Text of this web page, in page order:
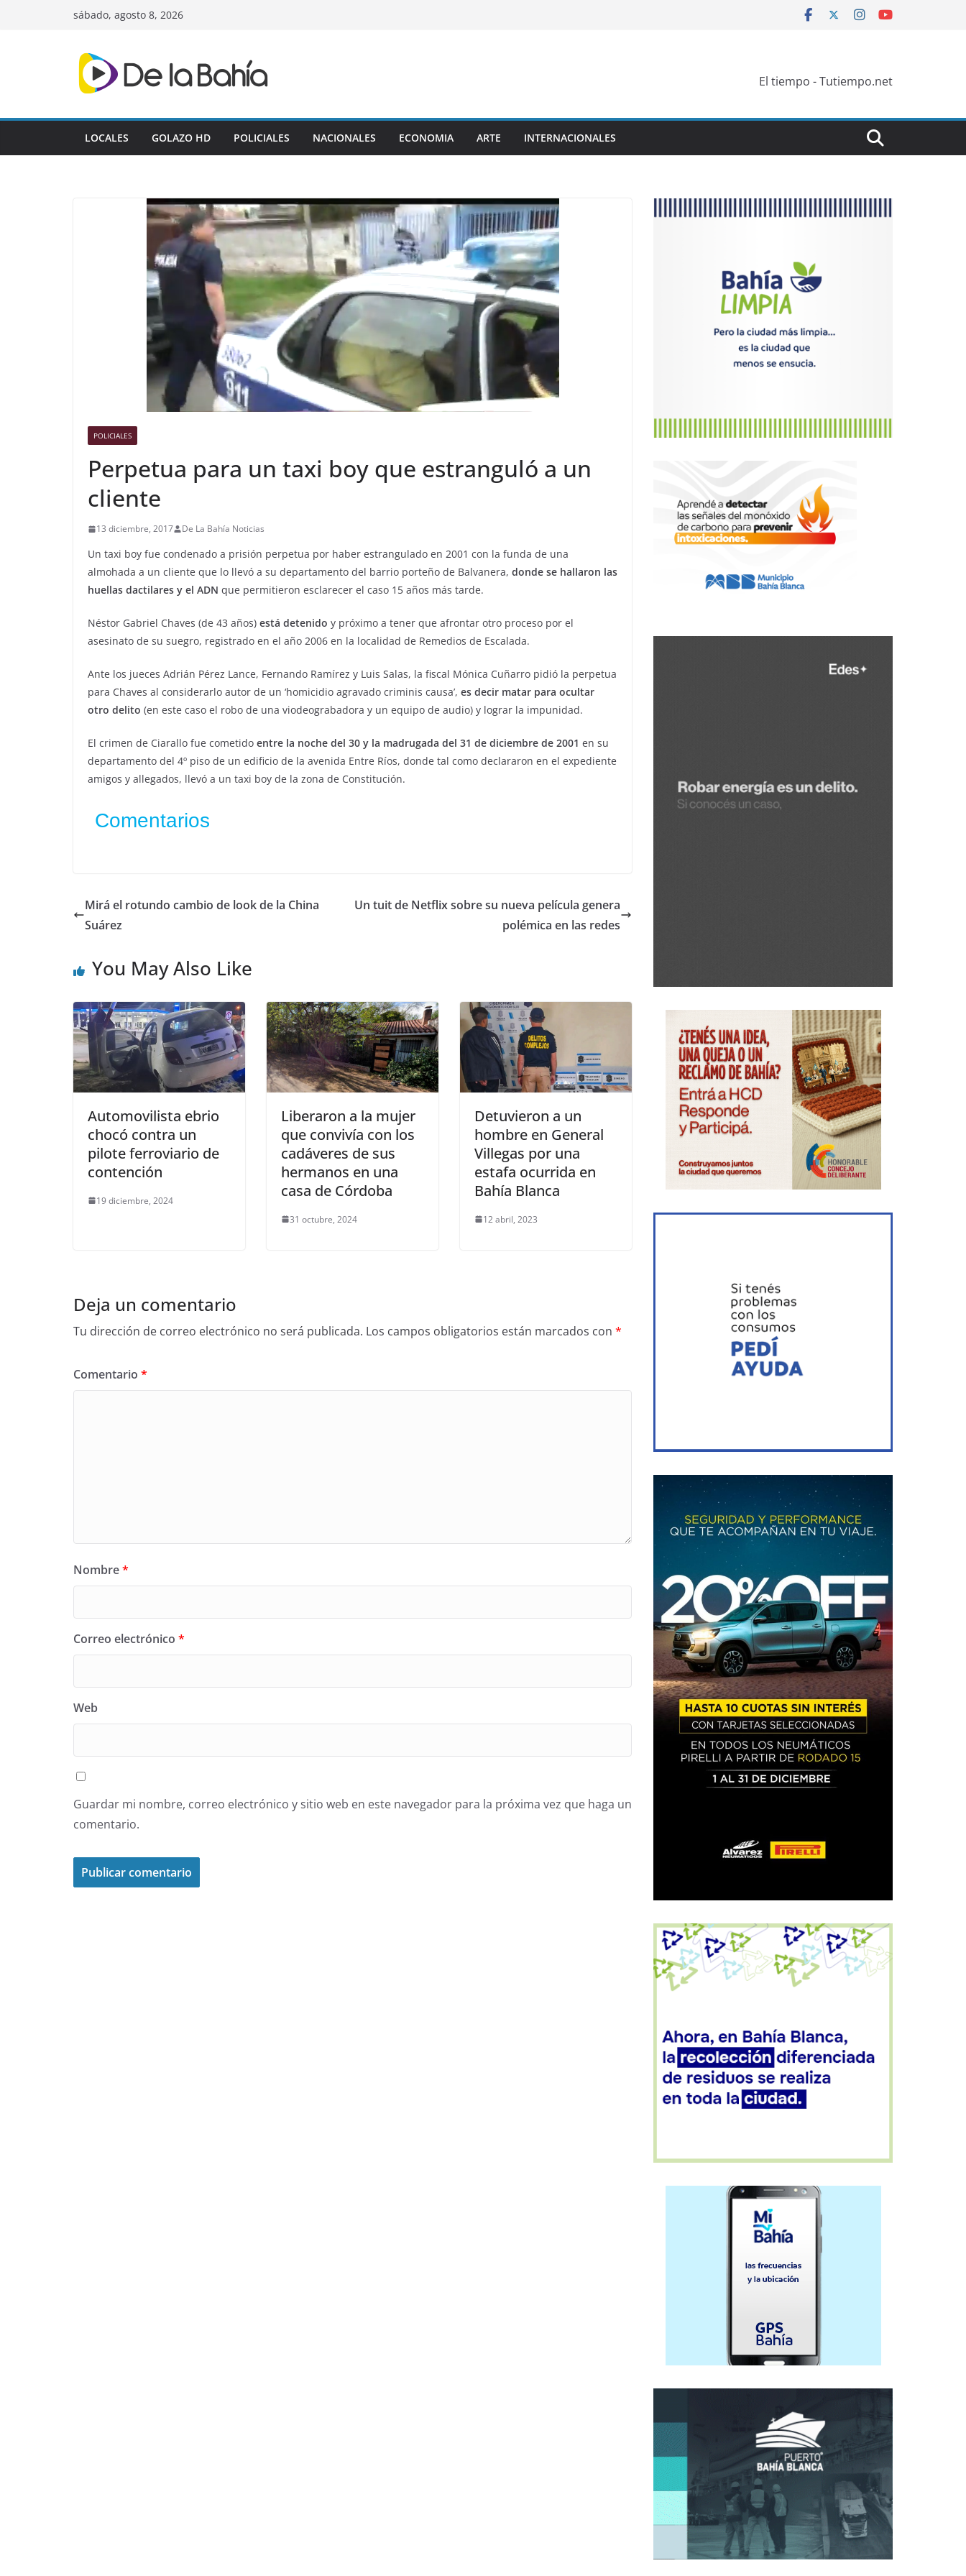
sábado, agosto 8, 2026
El tiempo - Tutiempo.net
LOCALES GOLAZO HD POLICIALES NACIONALES ECONOMIA ARTE INTERNACIONALES
POLICIALES
Perpetua para un taxi boy que estranguló a un
cliente
13 diciembre, 2017 De La Bahía Noticias
Un taxi boy fue condenado a prisión perpetua por haber estrangulado en 2001 con la funda de una
almohada a un cliente que lo llevó a su departamento del barrio porteño de Balvanera, donde se hallaron las
huellas dactilares y el ADN que permitieron esclarecer el caso 15 años más tarde.
Néstor Gabriel Chaves (de 43 años) está detenido y próximo a tener que afrontar otro proceso por el
asesinato de su suegro, registrado en el año 2006 en la localidad de Remedios de Escalada.
Ante los jueces Adrián Pérez Lance, Fernando Ramírez y Luis Salas, la fiscal Mónica Cuñarro pidió la perpetua
para Chaves al considerarlo autor de un ‘homicidio agravado criminis causa’, es decir matar para ocultar
otro delito (en este caso el robo de una viodeograbadora y un equipo de audio) y lograr la impunidad.
El crimen de Ciarallo fue cometido entre la noche del 30 y la madrugada del 31 de diciembre de 2001 en su
departamento del 4º piso de un edificio de la avenida Entre Ríos, donde tal como declararon en el expediente
amigos y allegados, llevó a un taxi boy de la zona de Constitución.
Comentarios
Mirá el rotundo cambio de look de la China
Suárez
Un tuit de Netflix sobre su nueva película genera
polémica en las redes
You May Also Like
Automovilista ebrio
chocó contra un
pilote ferroviario de
contención
19 diciembre, 2024
Liberaron a la mujer
que convivía con los
cadáveres de sus
hermanos en una
casa de Córdoba
31 octubre, 2024
Detuvieron a un
hombre en General
Villegas por una
estafa ocurrida en
Bahía Blanca
12 abril, 2023
Deja un comentario
Tu dirección de correo electrónico no será publicada. Los campos obligatorios están marcados con *
Comentario *
Nombre*
Correo electrónico *
Web
Guardar mi nombre, correo electrónico y sitio web en este navegador para la próxima vez que haga un
comentario.